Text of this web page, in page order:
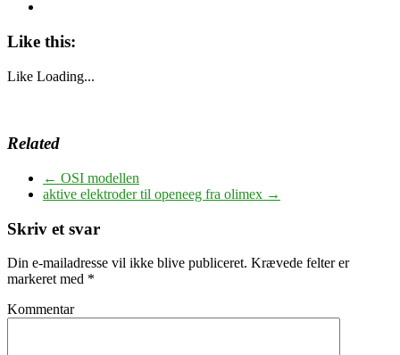
Like this:
Like Loading...
Related
← OSI modellen
aktive elektroder til openeeg fra olimex →
Skriv et svar
Din e-mailadresse vil ikke blive publiceret. Krævede felter er
markeret med *
Kommentar